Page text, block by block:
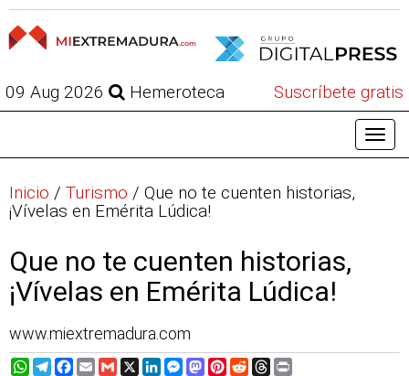
09 Aug 2026 Hemeroteca Suscríbete gratis
Inicio / Turismo / Que no te cuenten historias,
¡Vívelas en Emérita Lúdica!
Que no te cuenten historias,
¡Vívelas en Emérita Lúdica!
www.miextremadura.com
WhatsApp
Telegram
Facebook
EmailGmail
X LinkedIn
Messenger
Mastodon
Pinterest
RedditThreads